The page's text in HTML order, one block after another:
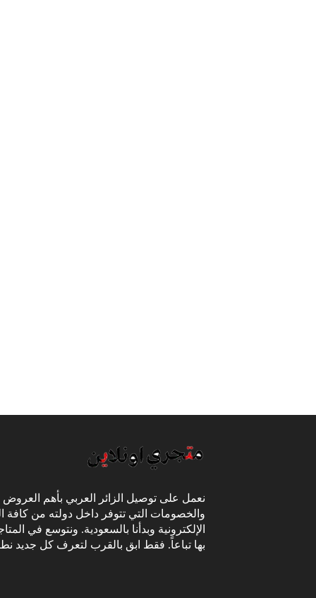
نعمل على توصيل الزائر العربي بأهم العروض
والخصومات التي تتوفر داخل دولته من كافة
الإلكترونية وبدأنا بالسعودية. ونتوسع في
بها تباعاً. فقط ابق بالقرب لتعرف كل جديد